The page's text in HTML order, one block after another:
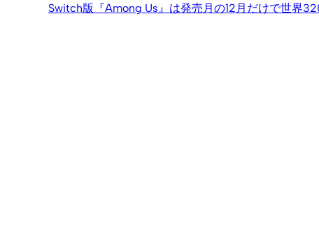
Switch版『Among Us』は発売月の12月だけで世界